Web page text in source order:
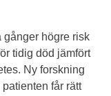
gånger högre risk
tidig död jämfört
Ny forskning
får rätt